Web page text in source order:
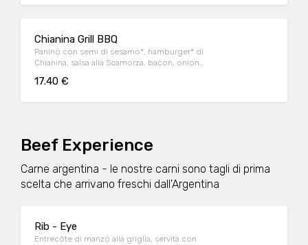
Chianina Grill BBQ
Panino con semi di sesamo*, hamburger* di
Chianina, salsa alla Scamorza, bacon, onion
17.40 €
Beef Experience
Carne argentina - le nostre carni sono tagli di prima
scelta che arrivano freschi dall'Argentina
Rib - Eye
Entrecôte di manzo alla griglia, servita con